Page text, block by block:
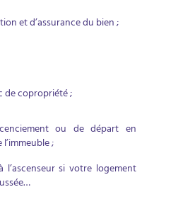
et d’assurance du bien ;
de copropriété ;
ou de départ en
;
l’ascenseur si votre logement